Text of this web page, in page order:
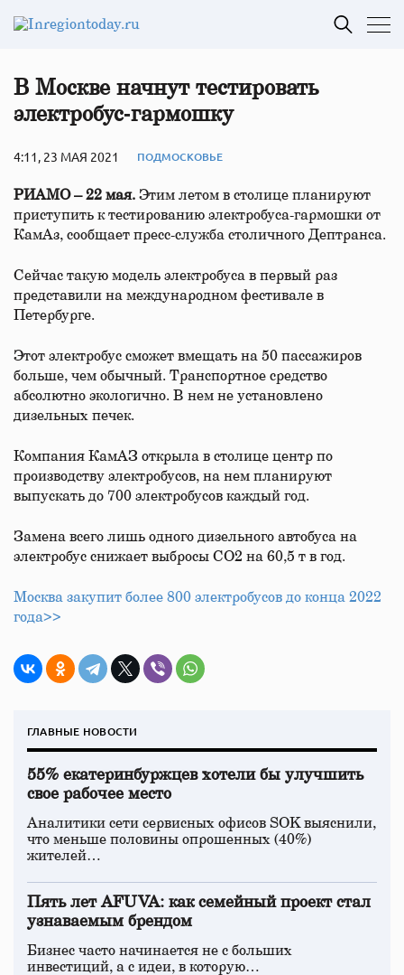
В Москве начнут тестировать
электробус‑гармошку
4:11, 23 МАЯ 2021 ПОДМОСКОВЬЕ
РИАМО – 22 мая. Этим летом в столице планируют
приступить к тестированию электробуса-гармошки от
КамАз, сообщает пресс-служба столичного Дептранса.
Сейчас такую модель электробуса в первый раз
представили на международном фестивале в
Петербурге.
Этот электробус сможет вмещать на 50 пассажиров
больше, чем обычный. Транспортное средство
абсолютно экологично. В нем не установлено
дизельных печек.
Компания КамАЗ открыла в столице центр по
производству электробусов, на нем планируют
выпускать до 700 электробусов каждый год.
Замена всего лишь одного дизельного автобуса на
электробус снижает выбросы СО2 на 60,5 т в год.
Москва закупит более 800 электробусов до конца 2022
года>>
ГЛАВНЫЕ НОВОСТИ
55% екатеринбуржцев хотели бы улучшить
свое рабочее место
Аналитики сети сервисных офисов SOK выяснили,
что меньше половины опрошенных (40%)
жителей…
Пять лет AFUVA: как семейный проект стал
узнаваемым брендом
Бизнес часто начинается не с больших
инвестиций, а с идеи, в которую…